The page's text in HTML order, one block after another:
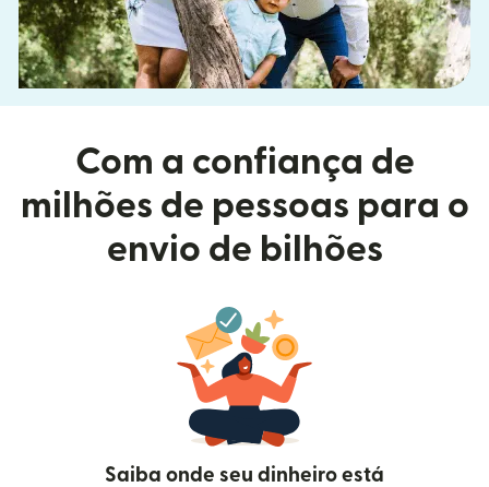
Com a confiança de
milhões de pessoas para o
envio de bilhões
Saiba onde seu dinheiro está